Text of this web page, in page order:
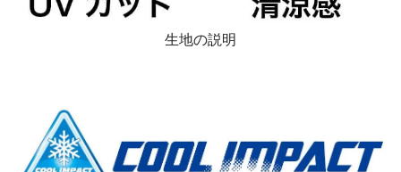
生地の説明